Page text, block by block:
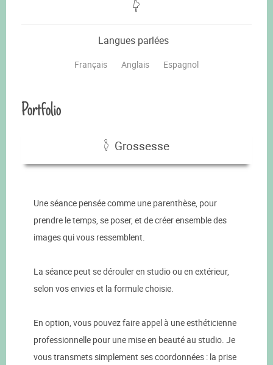
Langues parlées
Français Anglais Espagnol
Portfolio
Grossesse
Une séance pensée comme une parenthèse, pour
prendre le temps, se poser, et de créer ensemble des
images qui vous ressemblent.
La séance peut se dérouler en studio ou en extérieur,
selon vos envies et la formule choisie.
En option, vous pouvez faire appel à une esthéticienne
professionnelle pour une mise en beauté au studio. Je
vous transmets simplement ses coordonnées : la prise